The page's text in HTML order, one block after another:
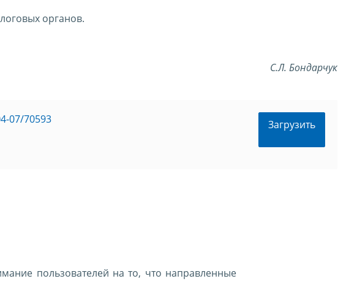
органов.
С.Л. Бондарчук
07/70593 Загрузить
пользователей на то, что направленные